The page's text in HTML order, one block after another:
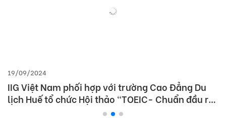
19/09/2024
IIG Việt Nam phối hợp với trường Cao Đẳng Du
lịch Huế tổ chức Hội thảo “TOEIC- Chuẩn đầu ra
tiếng Anh- Bí Quyết chinh phục nhà tuyển dụng”